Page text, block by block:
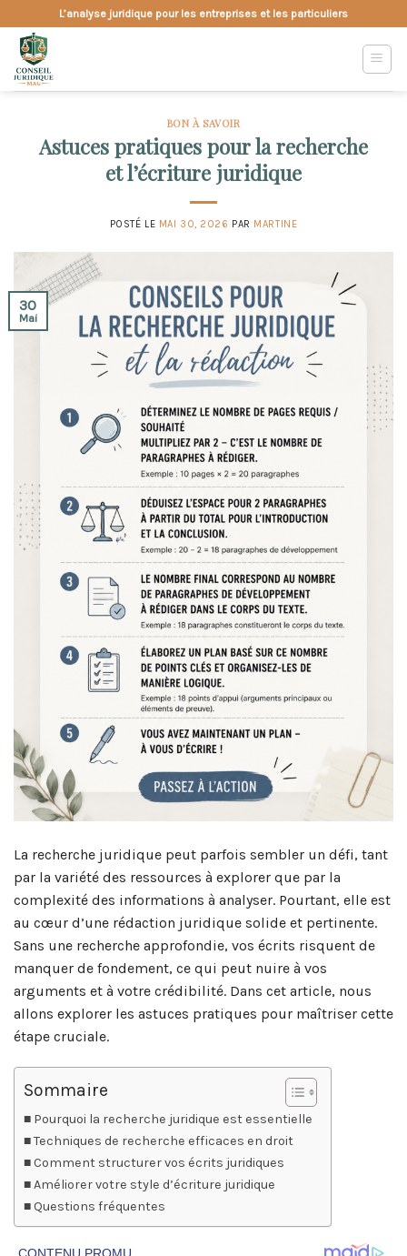
to
content
L’analyse juridique pour les entreprises et les particuliers
BON À SAVOIR
Astuces pratiques pour la recherche
et l’écriture juridique
POSTÉ LE MAI 30, 2026 PAR MARTINE
30
Mai
La recherche juridique peut parfois sembler un défi, tant
par la variété des ressources à explorer que par la
complexité des informations à analyser. Pourtant, elle est
au cœur d’une rédaction juridique solide et pertinente.
Sans une recherche approfondie, vos écrits risquent de
manquer de fondement, ce qui peut nuire à vos
arguments et à votre crédibilité. Dans cet article, nous
allons explorer les astuces pratiques pour maîtriser cette
étape cruciale.
Sommaire
Pourquoi la recherche juridique est essentielle
Techniques de recherche efficaces en droit
Comment structurer vos écrits juridiques
Améliorer votre style d’écriture juridique
Questions fréquentes